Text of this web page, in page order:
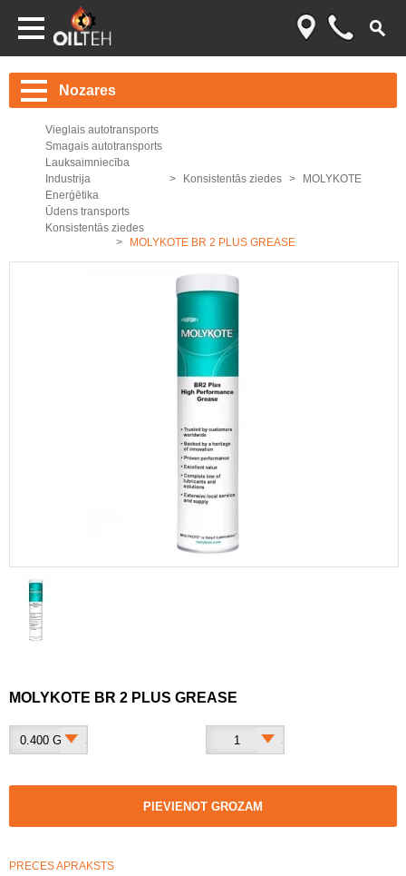
Nozares
Vieglais autotransports
Smagais autotransports
Lauksaimniecība
Industrija
Enerģētika
Ūdens transports
Konsistentās ziedes
Konsistentās ziedes MOLYKOTE
MOLYKOTE BR 2 PLUS GREASE
MOLYKOTE BR 2 PLUS GREASE
PIEVIENOT GROZAM
0.400 G 1
PRECES APRAKSTS